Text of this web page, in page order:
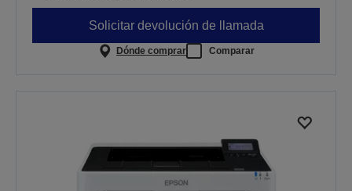
Solicitar devolución de llamada
Dónde comprar Comparar